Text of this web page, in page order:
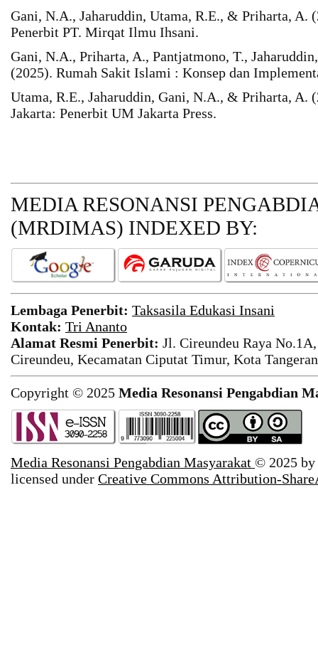
Gani, N.A., Jaharuddin, Utama, R.E., & Priharta, A.
Penerbit PT. Mirqat Ilmu Ihsani.
Gani, N.A., Priharta, A., Pantjatmono, T.,
(2025). Rumah Sakit Islami : Konsep dan
Utama, R.E., Jaharuddin, Gani, N.A., & Priharta, A.
Jakarta: Penerbit UM Jakarta Press.
MEDIA RESONANSI
(MRDIMAS) INDEXED BY:
Lembaga Penerbit: Taksasila Edukasi Insani
Kontak: Tri Ananto
Alamat Resmi Penerbit: Jl. Cireundeu Raya
Cireundeu, Kecamatan Ciputat Timur, Kota
Copyright © 2025 Media Resonansi Pengabdian
Media Resonansi Pengabdian Masyarakat © 2025 by
licensed under Creative Commons Attribution-